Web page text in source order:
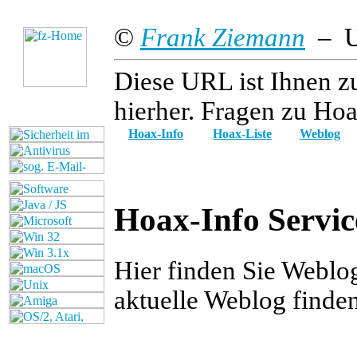
© Frank Ziemann –
Diese URL ist Ihnen
hierher. Fragen zu
Hoax-Info Hoax-Liste Weblog
Hoax-Info
Hier finden Sie
aktuelle Weblog